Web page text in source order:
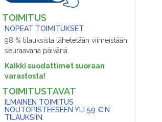
TOIMITUS
NOPEAT TOIMITUKSET
98 % tilauksista lähetetään viimeistään
seuraavana päivänä.
Kaikki suodattimet suoraan
varastosta!
TOIMITUSTAVAT
ILMAINEN TOIMITUS
NOUTOPISTEESEEN YLI 59 €:N
TILAUKSIIN.